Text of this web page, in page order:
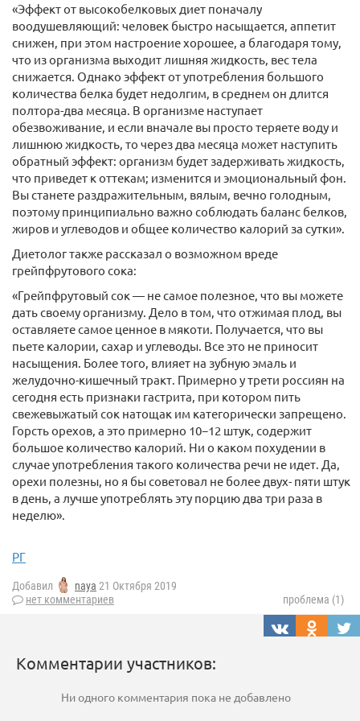
«Эффект от высокобелковых диет поначалу
воодушевляющий: человек быстро насыщается, аппетит
снижен, при этом настроение хорошее, а благодаря тому,
что из организма выходит лишняя жидкость, вес тела
снижается. Однако эффект от употребления большого
количества белка будет недолгим, в среднем он длится
полтора-два месяца. В организме наступает
обезвоживание, и если вначале вы просто теряете воду и
лишнюю жидкость, то через два месяца может наступить
обратный эффект: организм будет задерживать жидкость,
что приведет к оттекам; изменится и эмоциональный фон.
Вы станете раздражительным, вялым, вечно голодным,
поэтому принципиально важно соблюдать баланс белков,
жиров и углеводов и общее количество калорий за сутки».
Диетолог также рассказал о возможном вреде
грейпфрутового сока:
«Грейпфрутовый сок — не самое полезное, что вы можете
дать своему организму. Дело в том, что отжимая плод, вы
оставляете самое ценное в мякоти. Получается, что вы
пьете калории, сахар и углеводы. Все это не приносит
насыщения. Более того, влияет на зубную эмаль и
желудочно-кишечный тракт. Примерно у трети россиян на
сегодня есть признаки гастрита, при котором пить
свежевыжатый сок натощак им категорически запрещено.
Горсть орехов, а это примерно 10−12 штук, содержит
большое количество калорий. Ни о каком похудении в
случае употребления такого количества речи не идет. Да,
орехи полезны, но я бы советовал не более двух- пяти штук
в день, а лучше употреблять эту порцию два три раза в
неделю».
РГ
Добавил naya 21 Октября 2019
нет комментариев
проблема (1)
Комментарии участников:
Ни одного комментария пока не добавлено